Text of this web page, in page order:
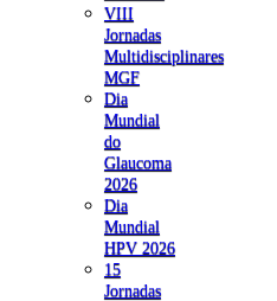
VIII
Jornadas
Multidisciplinares
MGF
Dia
Mundial
do
Glaucoma
2026
Dia
Mundial
HPV 2026
15
Jornadas